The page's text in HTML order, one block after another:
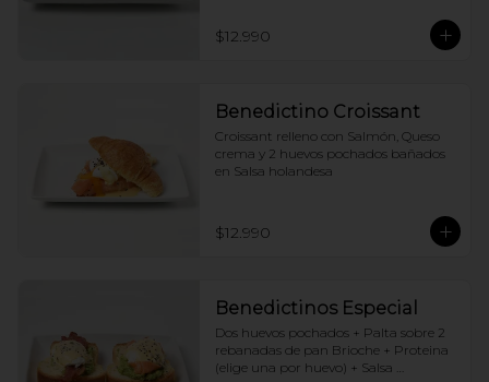
$12.990
Benedictino Croissant
Croissant relleno con Salmón, Queso
crema y 2 huevos pochados bañados
en Salsa holandesa
$12.990
Benedictinos Especial
Dos huevos pochados + Palta sobre 2
rebanadas de pan Brioche + Proteina
(elige una por huevo) + Salsa